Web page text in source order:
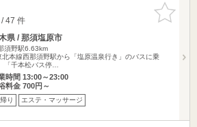
お気に入
りに追加
47 件
県 / 那須塩原市
須野駅6.63km
北本線西那須野駅から「塩原温泉行き」のバスに乗
「千本松バス停…
時間 13:00～23:00
料金 700円～
り エステ・マッサージ